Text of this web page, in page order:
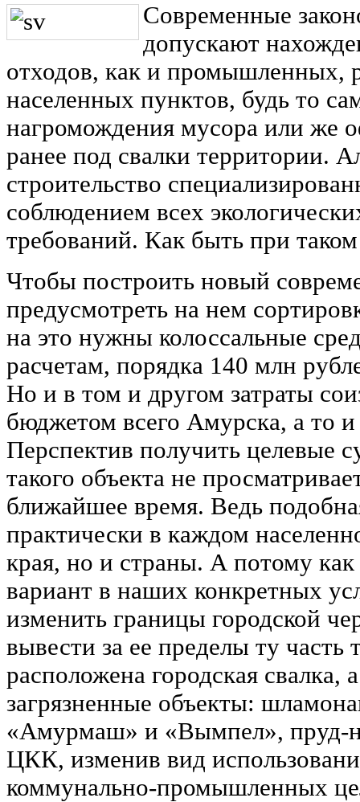
Современные
допускают
отходов, как и промышленных,
населенных пунктов, будь то
нагромождения мусора или же
ранее под свалки территории.
строительство
соблюдением всех
требований. Как быть при
Чтобы построить новый
предусмотреть на нем
на это нужны колоссальные
расчетам, порядка 140 млн
Но и в том и другом затраты
бюджетом всего Амурска, а то и
Перспектив получить целевые
такого объекта не
ближайшее время. Ведь
практически в каждом
края, но и страны. А потому
вариант в наших конкретных
изменить границы городской
вывести за ее пределы ту часть
расположена городская свалка,
загрязненные объекты:
«Амурмаш» и «Вымпел», пруд-
ЦКК, изменив вид
коммунально-промышленных